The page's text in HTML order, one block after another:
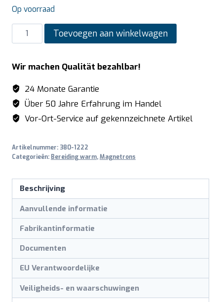
Op voorraad
SARO
SAMSUNG
-
model
MJ2651
aantal
Toevoegen aan winkelwagen
Wir machen Qualität bezahlbar!
24 Monate Garantie
Über 50 Jahre Erfahrung im Handel
Vor-Ort-Service auf gekennzeichnete Artikel
Artikelnummer: 380-1222
Categorieën: Bereiding warm,Magnetrons
Beschrijving
Aanvullende informatie
Fabrikantinformatie
Documenten
EU Verantwoordelijke
Veiligheids- en waarschuwingen